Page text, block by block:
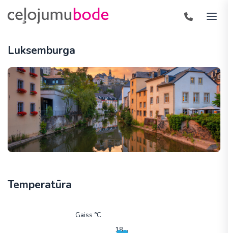
Luksemburga
Temperatūra
Gaiss °C